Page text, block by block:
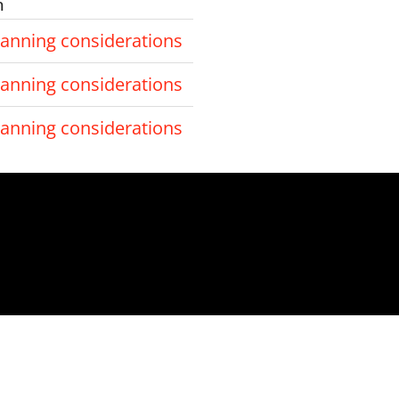
considerations
considerations
considerations